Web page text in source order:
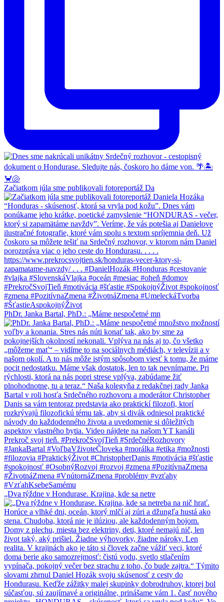
Začiatkom júla sme publikovali fotoreportáž Da
PhDr. Janka Bartal, PhD.: „Máme nespočetné mn
„Dva týždne v Hondurase. Krajina, kde sa netre